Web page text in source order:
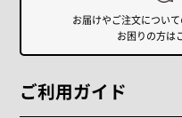
お届けやご注文につい
お困りの方は
ご利用ガイド